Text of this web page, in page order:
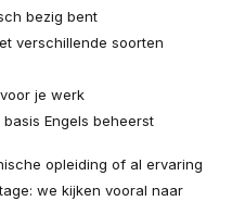
bezig bent
verschillende soorten
je werk
Engels beheerst
opleiding of al ervaring
we kijken vooral naar